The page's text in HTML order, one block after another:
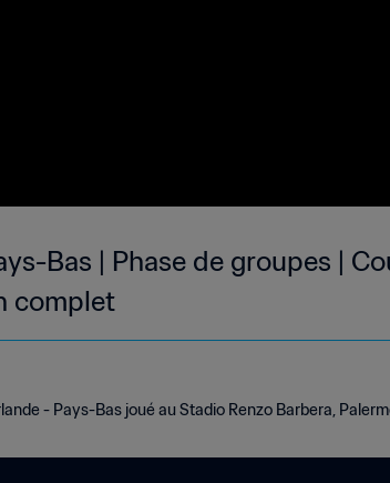
Bas | Phase de groupes |
complet
- Pays-Bas joué au Stadio Renzo Barbera,